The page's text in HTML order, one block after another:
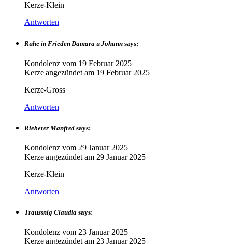
Kerze-Klein
Antworten
Ruhe in Frieden Damara u Johann says:
Kondolenz vom 19 Februar 2025
Kerze angezündet am 19 Februar 2025
Kerze-Gross
Antworten
Rieberer Manfred says:
Kondolenz vom 29 Januar 2025
Kerze angezündet am 29 Januar 2025
Kerze-Klein
Antworten
Traussnig Claudia says:
Kondolenz vom 23 Januar 2025
Kerze angezündet am 23 Januar 2025